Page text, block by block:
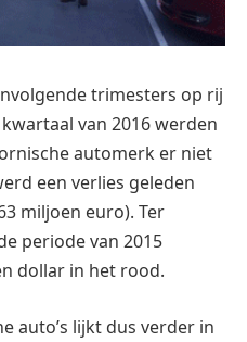
trimesters op rij
van 2016 werden
automerk er niet
een verlies geleden
miljoen euro). Ter
periode van 2015
dollar in het rood.
auto’s lijkt dus verder in